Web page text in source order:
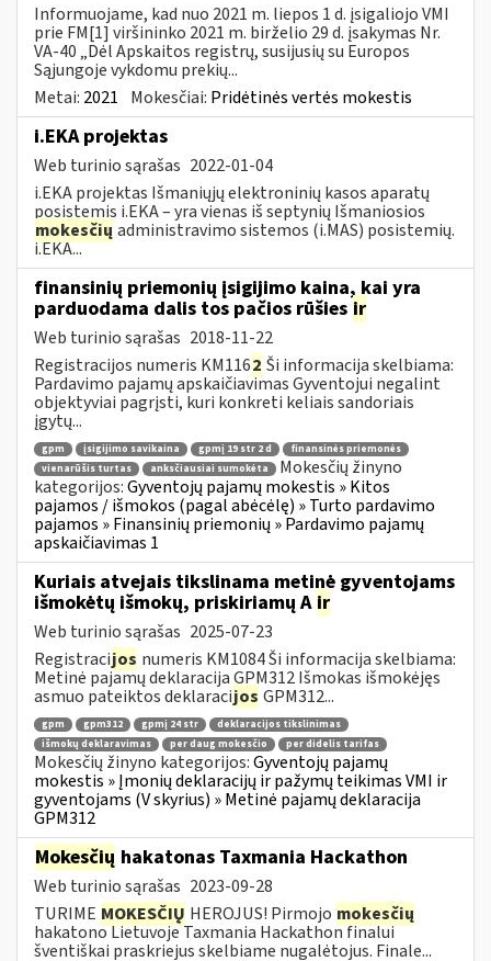
Informuojame, kad nuo 2021 m. liepos 1 d. įsigaliojo VMI
prie FM[1] viršininko 2021 m. birželio 29 d. įsakymas Nr.
VA-40 „Dėl Apskaitos registrų, susijusių su Europos
Sąjungoje vykdomu prekių...
Metai: 2021 Mokesčiai: Pridėtinės vertės mokestis
i.EKA projektas
Web turinio sąrašas 2022-01-04
i.EKA projektas Išmaniųjų elektroninių kasos aparatų
posistemis i.EKA – yra vienas iš septynių Išmaniosios
mokesčių administravimo sistemos (i.MAS) posistemių.
i.EKA...
finansinių priemonių įsigijimo kaina, kai yra
parduodama dalis tos pačios rūšies ir
Web turinio sąrašas 2018-11-22
Registracijos numeris KM1162 Ši informacija skelbiama:
Pardavimo pajamų apskaičiavimas Gyventojui negalint
objektyviai pagrįsti, kuri konkreti keliais sandoriais
įgytų...
gpm įsigijimo savikaina gpmį 19 str 2 d
finansinės priemonės
vienarūšis turtas
anksčiausiai sumokėta
Mokesčių žinyno
kategorijos:Gyventojų pajamų mokestis » Kitos
pajamos / išmokos (pagal abėcėlę) » Turto pardavimo
pajamos » Finansinių priemonių » Pardavimo pajamų
apskaičiavimas 1
Kuriais atvejais tikslinama metinė gyventojams
išmokėtų išmokų, priskiriamų A ir
Web turinio sąrašas 2025-07-23
Registracijos numeris KM1084 Ši informacija skelbiama:
Metinė pajamų deklaracija GPM312 Išmokas išmokėjęs
asmuo pateiktos deklaracijos GPM312...
gpm gpm312 gpmį 24 str
deklaracijos tikslinimas
išmokų deklaravimas
per daug mokesčio per didelis tarifas
Mokesčių žinyno kategorijos:Gyventojų pajamų
mokestis » Įmonių deklaracijų ir pažymų teikimas VMI ir
gyventojams (V skyrius) » Metinė pajamų deklaracija
GPM312
Mokesčių hakatonas Taxmania Hackathon
Web turinio sąrašas 2023-09-28
TURIME MOKESČIŲ HEROJUS! Pirmojo mokesčių
hakatono Lietuvoje Taxmania Hackathon finalui
šventiškai praskriejus skelbiame nugalėtojus. Finale...